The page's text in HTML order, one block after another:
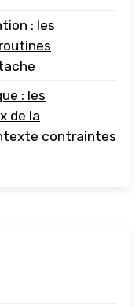
: les
: les
de la
contraintes